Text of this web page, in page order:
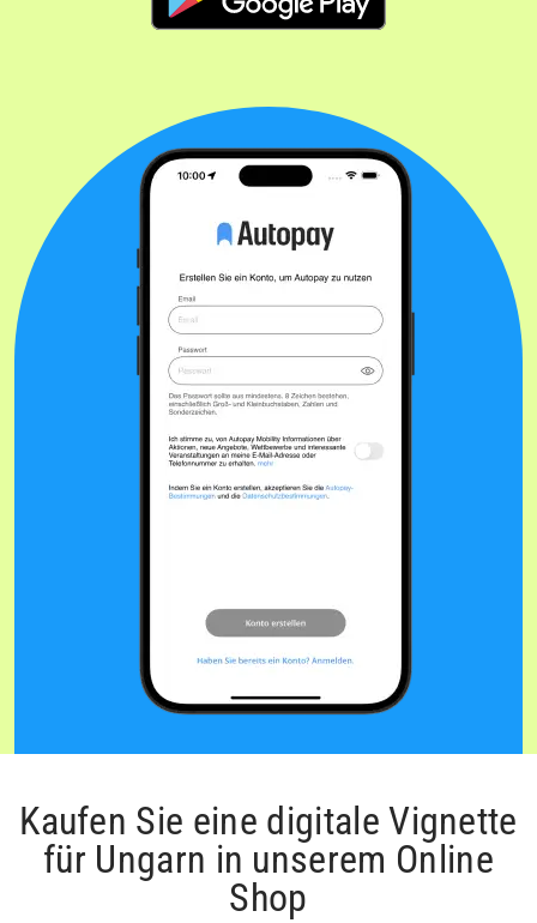
Kaufen Sie eine digitale Vignette
für Ungarn in unserem Online
Shop